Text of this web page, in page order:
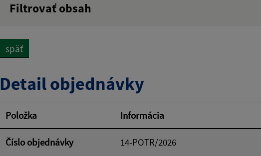
Filtrovať obsah
Suma od:
späť
Detail objednávky
Položka Informácia
Číslo objednávky 14-POTR/2026